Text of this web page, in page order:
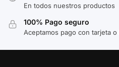
En todos nuestros productos
100% Pago seguro
Aceptamos pago con tarjeta o